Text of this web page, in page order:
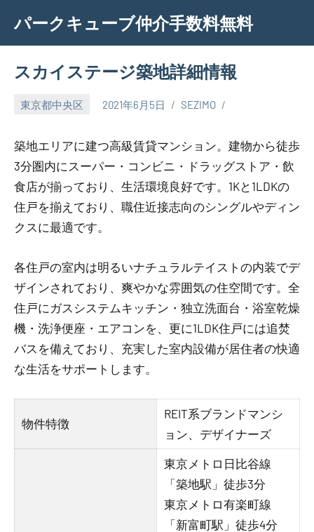
content
パークキューブ仲介手数料無料
スカイステージ築地詳細情報
東京都中央区 2021年6月5日 SEZIMO
築地エリアに建つ高級賃貸マンション。建物から徒歩
3分圏内にスーパー・コンビニ・ドラッグストア・飲
食店が揃っており、生活環境良好です。1Kと1LDKの
住戸を揃えており、職住近接志向のシングルやディン
クスに最適です。
各住戸の室内は明るいナチュラルテイストの内装でデ
ザインされており、爽やかな雰囲気の住空間です。全
住戸にガスシステムキッチン・独立洗面台・浴室乾燥
機・洗浄便座・エアコンを、更に1LDK住戸には追焚
バスを備えており、充実した室内設備が居住者の快適
な生活をサポートします。
物件特徴
REIT系ブランドマンシ
ョン、デザイナーズ
東京メトロ日比谷線
「築地駅」徒歩3分
東京メトロ有楽町線
「新富町駅」徒歩4分